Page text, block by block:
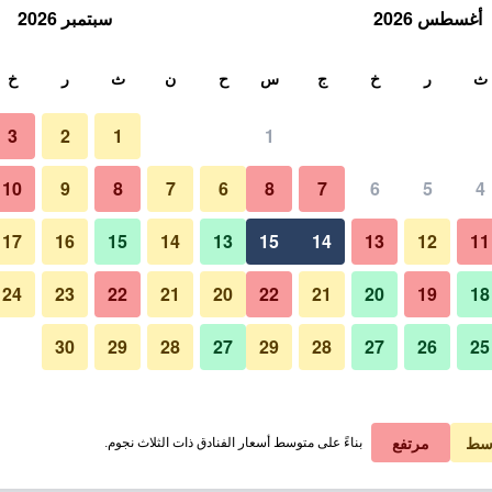
في الليلة
﷼ عرض الصفقة
أغسطس 2026
ث ر خ ج س
1
4
5
6
7
8
11
12
13
14
15
18
19
20
21
22
25
26
27
28
29
سبتمبر 2026
ح ن ث ر خ
1
2
3
6
7
8
9
10
13
14
15
16
17
20
21
22
23
24
27
28
29
30
مرتفع بناءً على متوسط أسعار الفنادق ذات الثلاث نجوم.